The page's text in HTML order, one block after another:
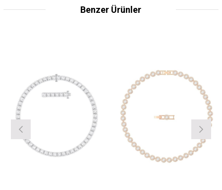
Benzer Ürünler